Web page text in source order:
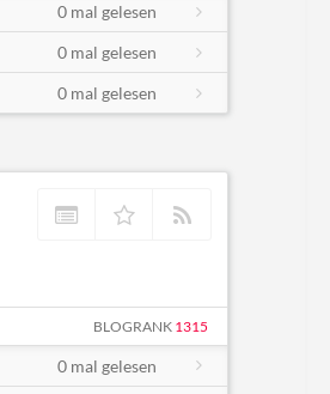
0 mal gelesen
0 mal gelesen
0 mal gelesen
BLOGRANK 1315
0 mal gelesen